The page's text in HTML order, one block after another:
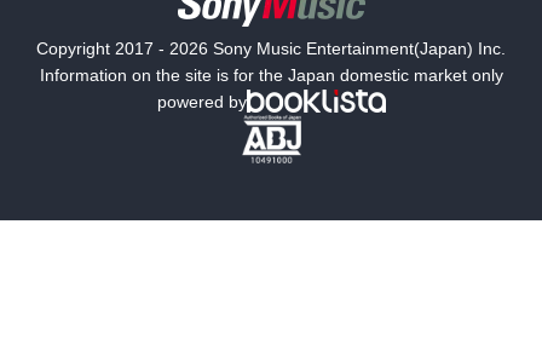
海外小説
ミステリー SF
文学
Copyright 2017 - 2026 Sony Music Entertainment(Japan) Inc.
Information on the site is for the Japan domestic market only
powered by